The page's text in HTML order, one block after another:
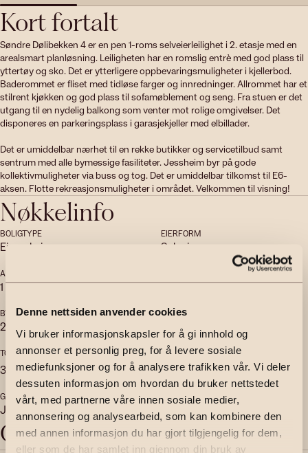
Denne nettsiden anvender cookies
Vi bruker informasjonskapsler for å gi innhold og
annonser et personlig preg, for å levere sosiale
mediefunksjoner og for å analysere trafikken vår. Vi deler
dessuten informasjon om hvordan du bruker nettstedet
vårt, med partnerne våre innen sosiale medier,
annonsering og analysearbeid, som kan kombinere den
med annen informasjon du har gjort tilgjengelig for dem,
eller som de har samlet inn gjennom din bruk av
Kort fortalt
Søndre Dølibekken 4 er en pen 1-roms selveierleilighet i 2. etasje med en
arealsmart planløsning. Leiligheten har en romslig entrè med god plass til
yttertøy og sko. Det er ytterligere oppbevaringsmuligheter i kjellerbod.
Baderommet er fliset med tidløse farger og innredninger. Allrommet har et
stilrent kjøkken og god plass til sofamøblement og seng. Fra stuen er det
utgang til en nydelig balkong som venter mot rolige omgivelser. Det
disponeres en parkeringsplass i garasjekjeller med elbillader.
Det er umiddelbar nærhet til en rekke butikker og servicetilbud samt
sentrum med alle bymessige fasiliteter. Jessheim byr på gode
kollektivmuligheter via buss og tog. Det er umiddelbar tilkomst til E6-
aksen. Flotte rekreasjonsmuligheter i området. Velkommen til visning!
Nøkkelinfo
BOLIGTYPE
Eierseksjon
EIERFORM
Selveier
ANTALL BAD
1 2
BYGGEÅR
2021
ENERGIMERKING
C - Grønn
TOMTEAREAL
3525 m2(eiet)
HEIS
Ja
GARASJE
Ja
VERANDA
Objektbeskrivelse